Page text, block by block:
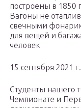
построены в 1850
Вагоны не
свечными
для вещей и
человек
15 сентября 2021 г.
Студенты нашего
Чемпионате и